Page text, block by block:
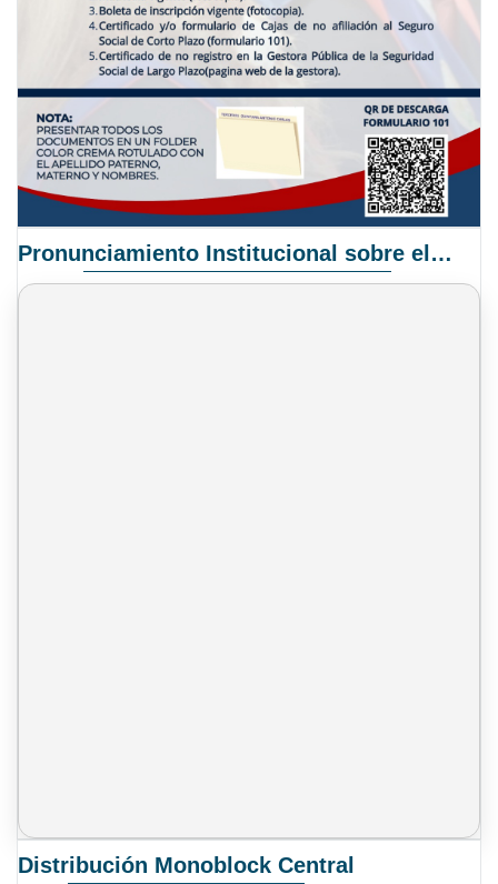
Pronunciamiento Institucional sobre el Proyecto de Ley N° 068/2025-2026 C.S.
Distribución Monoblock Central